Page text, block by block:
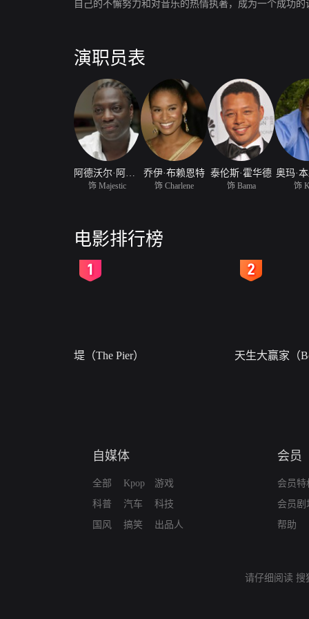
自己的不懈努力和对音乐的热情执著，成为一个成功
演职员表
饰 Majestic
乔伊·布赖恩特
饰 Charlene
泰伦斯·霍华德
饰 Bama
奥玛·
饰
电影排行榜
堤（The Pier） 天生大赢家（
自媒体
全部
科普
国风
Kpop
汽车
搞笑
游戏
科技
出品人
会员
会员特
会员剧
帮助
请仔细阅读 搜